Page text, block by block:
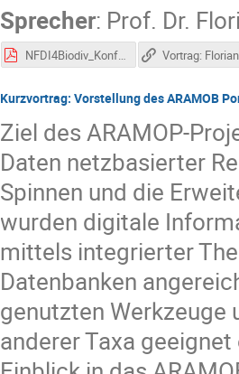
Sprecher: Prof. Dr.
NFDI4Biodiv_Konf2021_Leese.pdf
Kurzvortrag: Vorstellung des ARAMOB
Ziel des ARAMOP-
Daten netzbasierter
Spinnen und die
wurden digitale
mittels integrierter
Datenbanken
genutzten Werkzeuge
anderer Taxa